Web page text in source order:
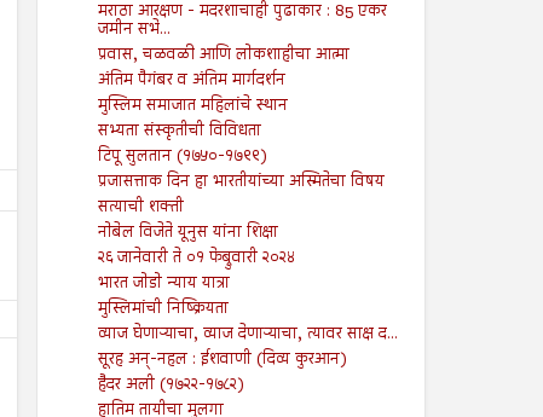
मराठा आरक्षण - मदरशाचाही पुढाकार : 85 एकर
जमीन सभे...
प्रवास, चळवळी आणि लोकशाहीचा आत्मा
अंतिम पैगंबर व अंतिम मार्गदर्शन
मुस्लिम समाजात महिलांचे स्थान
सभ्यता संस्कृतीची विविधता
टिपू सुलतान (१७५०-१७९९)
प्रजासत्ताक दिन हा भारतीयांच्या अस्मितेचा विषय
सत्याची शक्ती
नोबेल विजेते यूनुस यांना शिक्षा
२६ जानेवारी ते ०१ फेब्रुवारी २०२४
भारत जोडो न्याय यात्रा
मुस्लिमांची निष्क्रियता
व्याज घेणाऱ्याचा, व्याज देणाऱ्याचा, त्यावर साक्ष द...
सूरह अन्-नहल : ईशवाणी (दिव्य कुरआन)
हैदर अली (१७२२-१७८२)
हातिम तायीचा मुलगा